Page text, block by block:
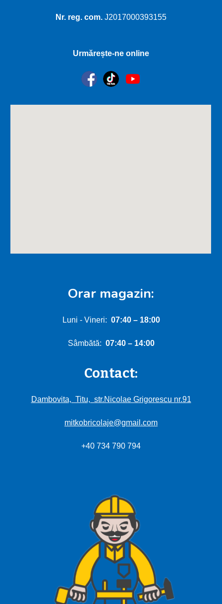
Nr. reg. com. J2017000393155
Urmărește-ne online
Orar magazin:
Luni - Vineri: 07:40– 18:00
Sâmbătă: 07:40 – 14:00
Contact:
Dambovita, Titu, str.Nicolae Grigorescu nr.91
mitkobricolaje@gmail.com
+40 734 790 794